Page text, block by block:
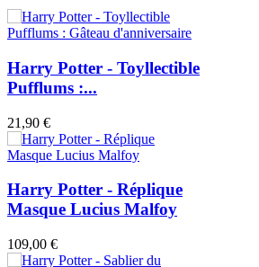
Harry Potter - Toyllectible
Pufflums :...
21,90 €
Harry Potter - Réplique
Masque Lucius Malfoy
109,00 €